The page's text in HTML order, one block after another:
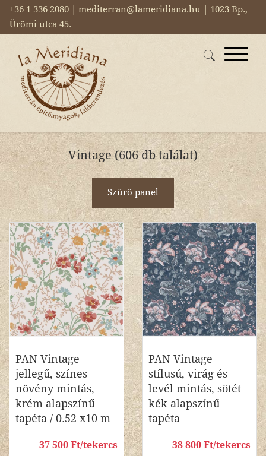
+36 1 336 2080 | mediterran@lameridiana.hu | 1023 Bp.,
Ürömi utca 45.
Vintage (606 db találat)
Szűrő panel
PAN Vintage
jellegű, színes
növény mintás,
krém alapszínű
tapéta / 0.52 x10 m
37 500 Ft/tekercs
PAN Vintage
stílusú, virág és
levél mintás, sötét
kék alapszínű
tapéta
38 800 Ft/tekercs